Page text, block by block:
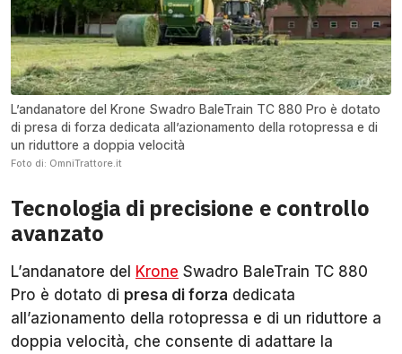
L’andanatore del Krone Swadro BaleTrain TC 880 Pro è dotato
di presa di forza dedicata all’azionamento della rotopressa e di
un riduttore a doppia velocità
Foto di: OmniTrattore.it
Tecnologia di precisione e controllo
avanzato
L’andanatore del Krone Swadro BaleTrain TC 880
Pro è dotato di presa di forza dedicata
all’azionamento della rotopressa e di un riduttore a
doppia velocità, che consente di adattare la